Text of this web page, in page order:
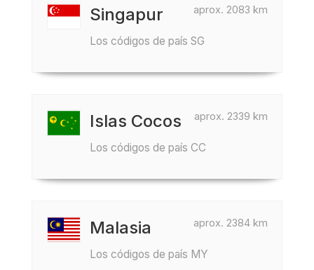
aprox. 2083 km
Singapur
Los códigos de país SG
aprox. 2339 km
Islas Cocos
Los códigos de país CC
aprox. 2384 km
Malasia
Los códigos de país MY